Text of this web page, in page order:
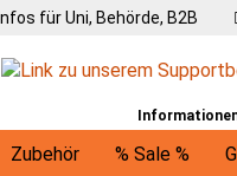
Infos für Uni, Behörde, B2B
Zubehör % Sale %